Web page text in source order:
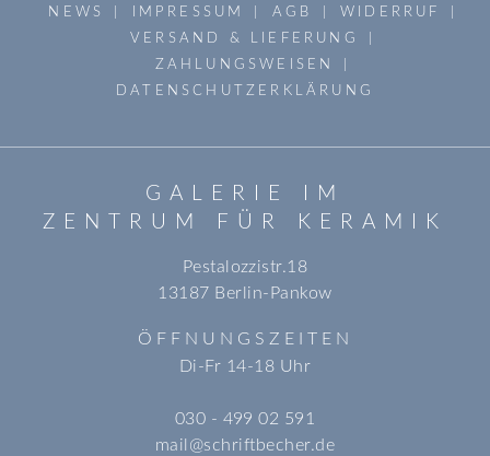
NEWS
IMPRESSUM AGB
WIDERRUF
VERSAND & LIEFERUNG
ZAHLUNGSWEISEN
DATENSCHUTZERKLÄRUNG
GALERIE IM
ZENTRUM FÜR KERAMIK
Pestalozzistr.18
13187 Berlin-Pankow
ÖFFNUNGSZEITEN
Di-Fr 14-18 Uhr
030 - 499 02 591
mail@schriftbecher.de